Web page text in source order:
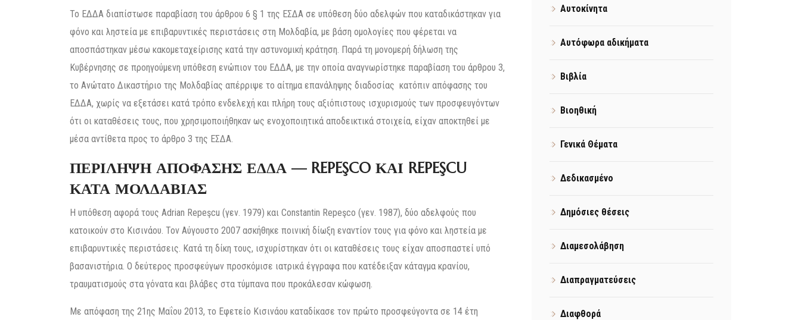
Το ΕΔΔΑ διαπίστωσε παραβίαση του άρθρου 6 § 1 της ΕΣΔΑ σε υπόθεση δύο αδελφών που καταδικάστηκαν για
φόνο και ληστεία με επιβαρυντικές περιστάσεις στη Μολδαβία, με βάση ομολογίες που φέρεται να
αποσπάστηκαν μέσω κακομεταχείρισης κατά την αστυνομική κράτηση. Παρά τη μονομερή δήλωση της
Κυβέρνησης σε προηγούμενη υπόθεση ενώπιον του ΕΔΔΑ, με την οποία αναγνωρίστηκε παραβίαση του άρθρου 3,
το Ανώτατο Δικαστήριο της Μολδαβίας απέρριψε το αίτημα επανάληψης διαδοσίας κατόπιν απόφασης του
ΕΔΔΑ, χωρίς να εξετάσει κατά τρόπο ενδελεχή και πλήρη τους αξιόπιστους ισχυρισμούς των προσφευγόντων
ότι οι καταθέσεις τους, που χρησιμοποιήθηκαν ως ενοχοποιητικά αποδεικτικά στοιχεία, είχαν αποκτηθεί με
μέσα αντίθετα προς το άρθρο 3 της ΕΣΔΑ.
ΠΕΡΙΛΗΨΗ ΑΠΟΦΑΣΗΣ ΕΔΔΑ — REPEŞCO ΚΑΙ REPEŞCU
ΚΑΤΑ ΜΟΛΔΑΒΙΑΣ
Η υπόθεση αφορά τους Adrian Repeşcu (γεν. 1979) και Constantin Repeşco (γεν. 1987), δύο αδελφούς που
κατοικούν στο Κισινάου. Τον Αύγουστο 2007 ασκήθηκε ποινική δίωξη εναντίον τους για φόνο και ληστεία με
επιβαρυντικές περιστάσεις. Κατά τη δίκη τους, ισχυρίστηκαν ότι οι καταθέσεις τους είχαν αποσπαστεί υπό
βασανιστήρια. Ο δεύτερος προσφεύγων προσκόμισε ιατρικά έγγραφα που κατέδειξαν κάταγμα κρανίου,
τραυματισμούς στα γόνατα και βλάβες στα τύμπανα που προκάλεσαν κώφωση.
Με απόφαση της 21ης Μαΐου 2013, το Εφετείο Κισινάου καταδίκασε τον πρώτο προσφεύγοντα σε 14 έτη
Αυτοκίνητα
Αυτόφωρα αδικήματα
Βιβλία
Βιοηθική
Γενικά Θέματα
Δεδικασμένο
Δημόσιες θέσεις
Διαμεσολάβηση
Διαπραγματεύσεις
Διαφθορά